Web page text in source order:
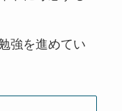
強を進めてい